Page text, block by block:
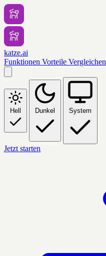
katze.ai
Funktionen Vorteile Vergleichen
Hell Dunkel System
Jetzt starten